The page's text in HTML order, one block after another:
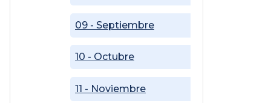
09 - Septiembre
10 - Octubre
11 - Noviembre